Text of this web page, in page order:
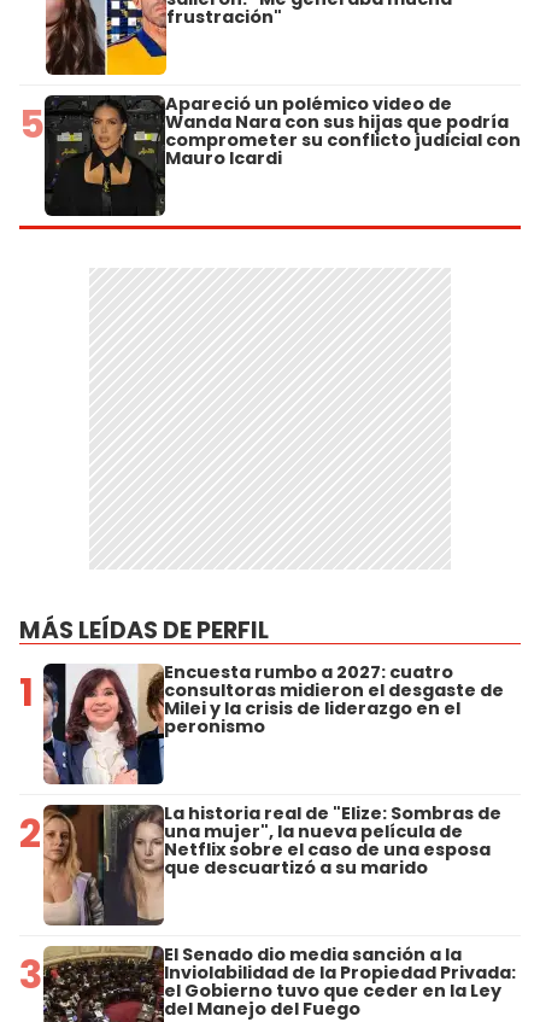
frustración"
5 Apareció un polémico video de
Wanda Nara con sus hijas que podría
comprometer su conflicto judicial con
Mauro Icardi
MÁS LEÍDAS DE PERFIL
1 Encuesta rumbo a 2027: cuatro
consultoras midieron el desgaste de
Milei y la crisis de liderazgo en el
peronismo
2 La historia real de "Elize: Sombras de
una mujer", la nueva película de
Netflix sobre el caso de una esposa
que descuartizó a su marido
3 El Senado dio media sanción a la
Inviolabilidad de la Propiedad Privada:
el Gobierno tuvo que ceder en la Ley
del Manejo del Fuego